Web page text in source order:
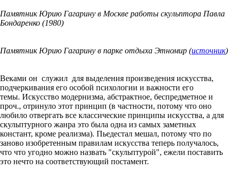
Памятник Юрию Гагарину в Москве работы скульптора Павла
Бондаренко (1980)
Памятник Юрию Гагарину в парке отдыха Этномир (источник)
Веками он служил для выделения произведения искусства,
подчеркивания его особой психологии и важности его
темы. Искусство модернизма, абстрактное, беспредметное и
проч., отринуло этот принцип (в частности, потому что оно
любило отвергать все классические принципы искусства, а для
скульптурного жанра это была одна из самых заметных
констант, кроме реализма). Пьедестал мешал, потому что по
заново изобретенным правилам искусства теперь получалось,
что что угодно можно назвать "скульптурой", ежели поставить
это нечто на соответствующий постамент.